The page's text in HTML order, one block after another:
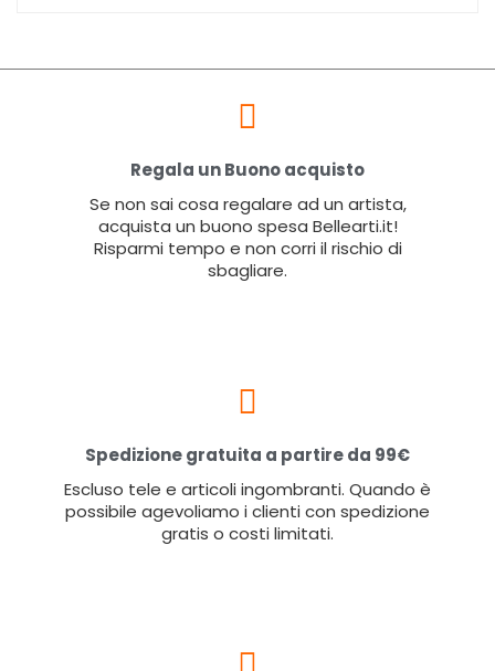
Regala un Buono acquisto
Se non sai cosa regalare ad un artista,
acquista un buono spesa Bellearti.it!
Risparmi tempo e non corri il rischio di
sbagliare.
Spedizione gratuita a partire da 99€
Escluso tele e articoli ingombranti. Quando è
possibile agevoliamo i clienti con spedizione
gratis o costi limitati.